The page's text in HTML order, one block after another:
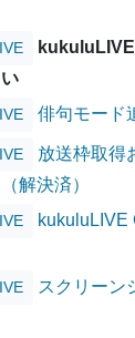
俳句モード
放送枠取得
解決済）
kukuluLIVE
スクリーン